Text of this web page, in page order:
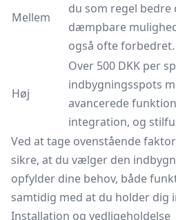
Mellem
du som regel bedre
dæmpbare
også ofte forbedret.
Høj
Over 500 DKK per
indbygningsspots
avancerede
integration, og
Ved at tage ovenstående
sikre, at du vælger den
opfylder dine behov, både
samtidig med at du holder dig
Installation og vedligeholdelse